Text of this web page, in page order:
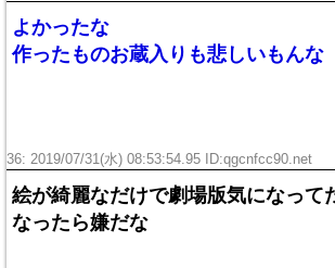
よかったな
作ったものお蔵入りも悲しいもんな
36: 2019/07/31(水) 08:53:54.95 ID:qgcnfcc90.net
絵が綺麗なだけで劇場版気になって
なったら嫌だな